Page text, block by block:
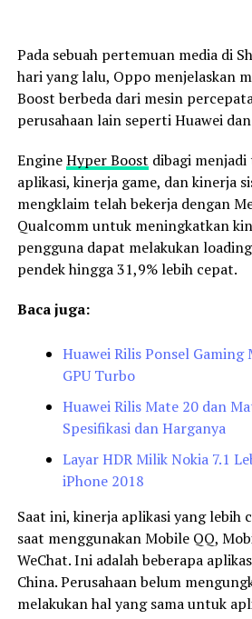
Pada sebuah pertemuan media di
hari yang lalu, Oppo menjelaskan
Boost berbeda dari mesin
perusahaan lain seperti Huawei
EngineHyper Boost dibagi
aplikasi, kinerja game, dan kinerja
mengklaim telah bekerja dengan
Qualcomm untuk meningkatkan
pengguna dapat melakukan
pendek hingga 31,9% lebih cepat.
Baca juga:
Huawei Rilis Ponsel Gaming
GPU Turbo
Huawei Rilis Mate 20 dan
Spesifikasi dan Harganya
Layar HDR Milik Nokia 7.1
iPhone 2018
Saat ini, kinerja aplikasi yang lebih
saat menggunakan Mobile QQ,
WeChat. Ini adalah beberapa
China. Perusahaan belum
melakukan hal yang sama untuk